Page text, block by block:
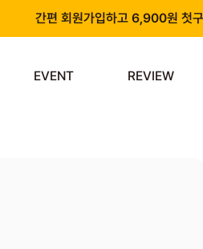
간편 회원가입하고 6,900원 첫
EVENT REVIEW